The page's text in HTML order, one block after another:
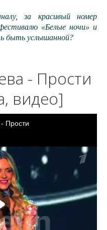
за красивый номер
«Белые ночи» и
быть услышанной?
- Прости
видео]